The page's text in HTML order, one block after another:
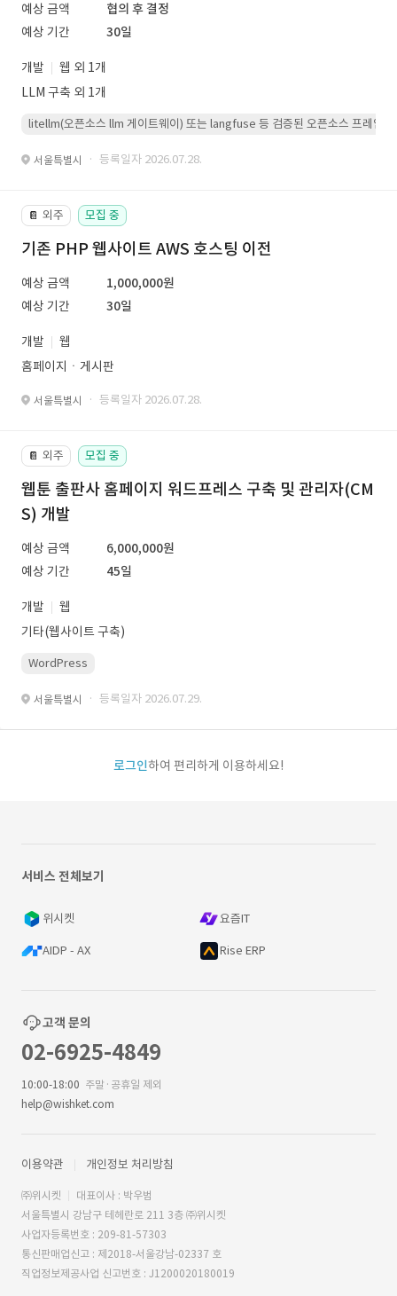
예상 금액
협의 후 결정
예상 기간
30일
개발
웹 외 1개
LLM 구축 외 1개
litellm(오픈소스 llm 게이트웨이) 또는 langfuse 등 검증된 오픈소스 프레임워
서울특별시 · 등록일자 2026.07.28.
📔 외주 모집 중
기존 PHP 웹사이트 AWS 호스팅 이전
예상 금액
1,000,000원
예상 기간
30일
개발
웹
홈페이지ㆍ게시판
서울특별시 · 등록일자 2026.07.28.
📔 외주 모집 중
웹툰 출판사 홈페이지 워드프레스 구축 및 관리자(CM
S) 개발
예상 금액
6,000,000원
예상 기간
45일
개발
웹
기타(웹사이트 구축)
WordPress
서울특별시 · 등록일자 2026.07.29.
로그인하여 편리하게 이용하세요!
서비스 전체보기
위시켓 요즘IT
AIDP - AX Rise ERP
고객 문의
02-6925-4849
10:00-18:00 주말·공휴일 제외
help@wishket.com
이용약관 개인정보 처리방침
㈜위시켓
대표이사 : 박우범
서울특별시 강남구 테헤란로 211 3층 ㈜위시켓
사업자등록번호 : 209-81-57303
통신판매업신고 : 제2018-서울강남-02337 호
직업정보제공사업 신고번호 : J1200020180019